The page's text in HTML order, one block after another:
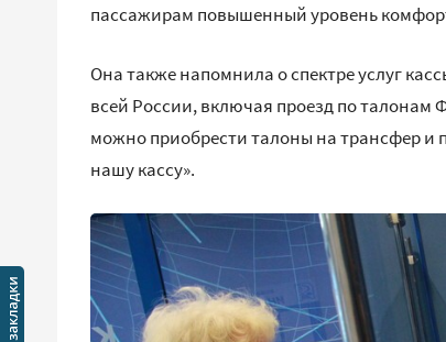
пассажирам повышенный уровень
Она также напомнила о спектре услуг
всей России, включая проезд по
можно приобрести талоны на трансфер и
нашу кассу».